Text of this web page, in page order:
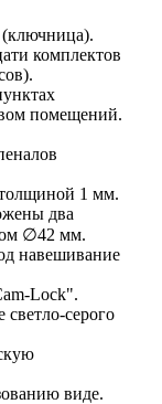
комплектов
помещений.
1 мм.
два
∅42 мм.
навешивание
Lock".
серого
виде.